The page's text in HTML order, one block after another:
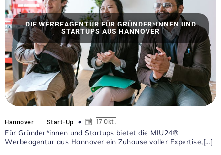
DIE WERBEAGENTUR FÜR GRÜNDER*INNEN UND
STARTUPS AUS HANNOVER
Hannover - Start-Up 17 Okt.
Für Gründer*innen und Startups bietet die MIU24®
Werbeagentur aus Hannover ein Zuhause voller Expertise,[…]